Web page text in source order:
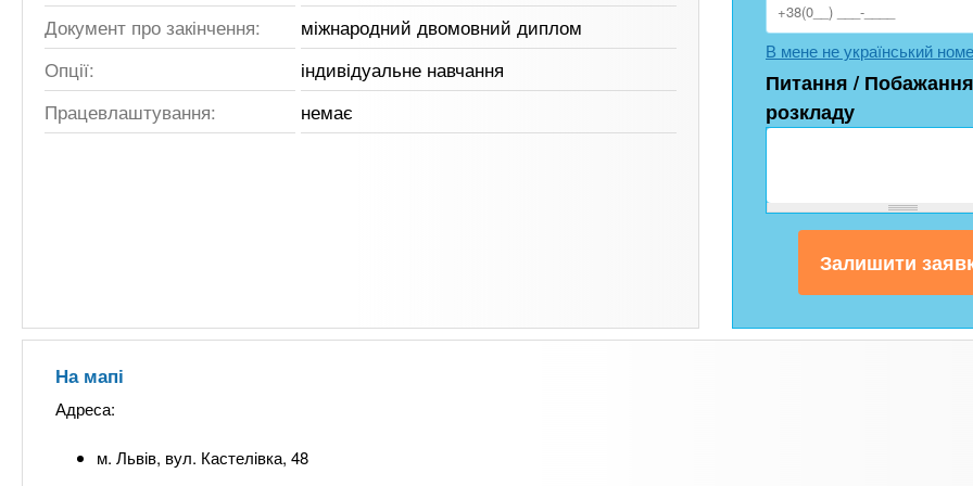
Документ про закінчення:
міжнародний двомовний диплом
Опції:
індивідуальне навчання
Працевлаштування:
немає
В мене не український
Питання /
розкладу
На мапі
Адреса:
м. Львів, вул. Кастелівка, 48